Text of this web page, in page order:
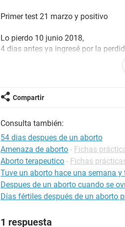
Primer test 21 marzo y positivo
Lo pierdo 10 junio 2018,
4 dias antes ya ingresé por la
Lo perdí.. 9 horas pobretico sin
para la epidural justo rompí aguas
dijeron que tosiera y cayó en la
Desde día 10 junio hasta hoy 2
11/06 al 25/06 - - sangrado
25/06 al 02/07- - dejo de sangrar
02/07 al 14/07- -vuelvo a sangrar
Dos dias despues aborto segui
Compartir
Consulta también:
54 dias despues de un aborto
Amenaza de aborto - Fichas
Aborto terapeutico - Fichas
Tuve un aborto hace una semana
Despues de un aborto cuando se
Días fértiles después de un aborto
1 respuesta